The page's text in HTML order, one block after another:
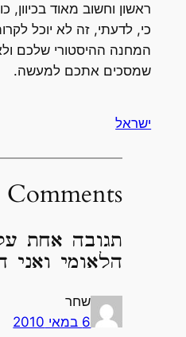
ראשון וחשוב מאוד בכיוון,
כי, לדעתי, זה לא יוכל
המחנה ההיסטורי שלכם
שמסכים אתכם למעשה.
ישראל
Comments
תגובה אחת
הלאומי ואני
שחר
6 במאי 2010